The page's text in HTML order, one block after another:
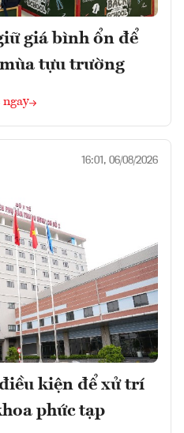
giá bình ổn để
tựu trường
16:01, 06/08/2026
kiện để xử trí
phức tạp